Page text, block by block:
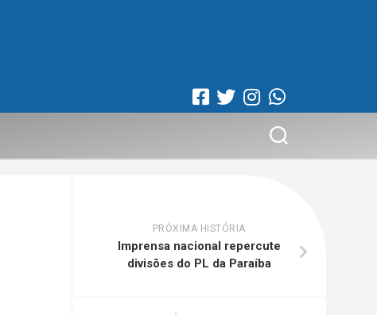
PRÓXIMA HISTÓRIA
Imprensa nacional repercute
divisões do PL da Paraíba